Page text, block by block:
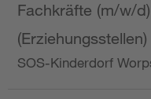
Fachkräfte (m/w/
(Erziehungsstellen)
SOS-Kinderdorf